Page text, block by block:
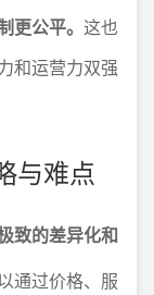
公平。 这也
和运营力双强
与难点
致的差异化和
通过价格、服